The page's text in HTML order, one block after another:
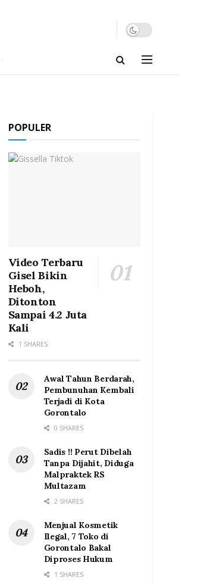
POPULER
Video Terbaru
Gisel Bikin
Heboh,
Ditonton
Sampai 4.2 Juta
Kali
1 SHARES
Awal Tahun Berdarah,
Pembunuhan Kembali
Terjadi di Kota
Gorontalo
0 SHARES
Sadis !! Perut Dibelah
Tanpa Dijahit, Diduga
Malpraktek RS
Multazam
2 SHARES
Menjual Kosmetik
Ilegal, 7 Toko di
Gorontalo Bakal
Diproses Hukum
1 SHARES